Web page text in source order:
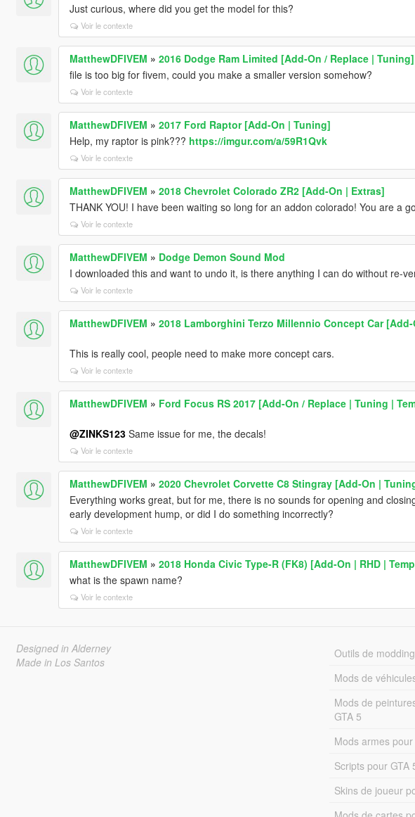
Just curious, where did you get the model for this?
Voir le contexte
MatthewDFIVEM » 2016 Dodge Ram Limited [Add-On / Replace | Tuning]
file is too big for fivem, could you make a smaller version somehow?
Voir le contexte
MatthewDFIVEM » 2017 Ford Raptor [Add-On | Tuning]
Help, my raptor is pink??? https://imgur.com/a/59R1Qvk
Voir le contexte
MatthewDFIVEM » 2018 Chevrolet Colorado ZR2 [Add-On | Extras]
THANK YOU! I have been waiting so long for an addon colorado! You are a
Voir le contexte
MatthewDFIVEM » Dodge Demon Sound Mod
I downloaded this and want to undo it, is there anything I can do without re-
Voir le contexte
MatthewDFIVEM » 2018 Lamborghini Terzo Millennio Concept Car
This is really cool, people need to make more concept cars.
Voir le contexte
MatthewDFIVEM » Ford Focus RS 2017 [Add-On / Replace | Tuning |
@ZINKS123Same issue for me, the decals!
Voir le contexte
MatthewDFIVEM » 2020 Chevrolet Corvette C8 Stingray [Add-On |
Everything works great, but for me, there is no sounds for opening and
early development hump, or did I do something incorrectly?
Voir le contexte
MatthewDFIVEM » 2018 Honda Civic Type-R (FK8) [Add-On | RHD |
what is the spawn name?
Voir le contexte
Designed in Alderney
Made in Los Santos
Outils de
Mods de
Mods de
GTA 5
Mods armes pour
Scripts pour GTA
Skins de joueur